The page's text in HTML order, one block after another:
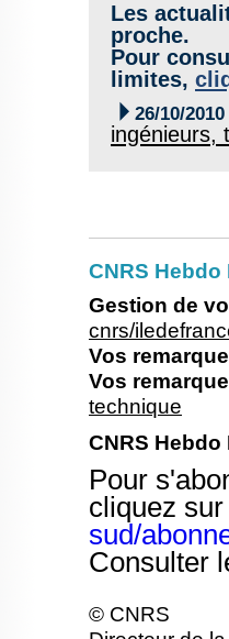
Les
proche.
Pour
limites,
 26/10/2010
ingénieurs,
CNRS Hebdo
Gestion de
cnrs/
Vos
Vos
technique
CNRS Hebdo
Pour
cliquez
sud/
Consulter
© CNRS